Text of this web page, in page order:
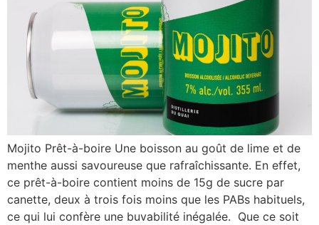
Mojito Prêt-à-boire Une boisson au goût de lime et de
menthe aussi savoureuse que rafraîchissante. En effet,
ce prêt-à-boire contient moins de 15g de sucre par
canette, deux à trois fois moins que les PABs habituels,
ce qui lui confère une buvabilité inégalée. Que ce soit